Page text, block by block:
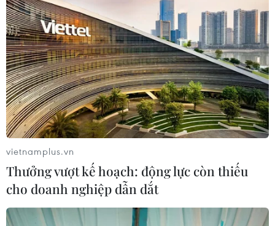
vietnamplus.vn
Thưởng vượt kế hoạch: động lực còn thiếu
cho doanh nghiệp dẫn dắt